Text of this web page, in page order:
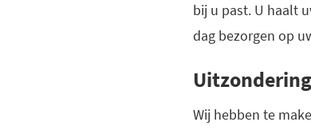
bij u past. U haalt
dag bezorgen op
Wij hebben te